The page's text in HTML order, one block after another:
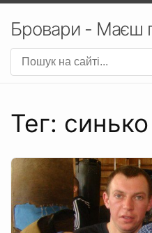
Бровари - Маєш
Тег: синько